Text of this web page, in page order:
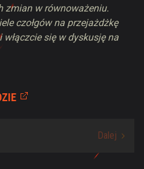
zmian w równoważeniu.
czołgów na przejażdżkę
się w dyskusję na